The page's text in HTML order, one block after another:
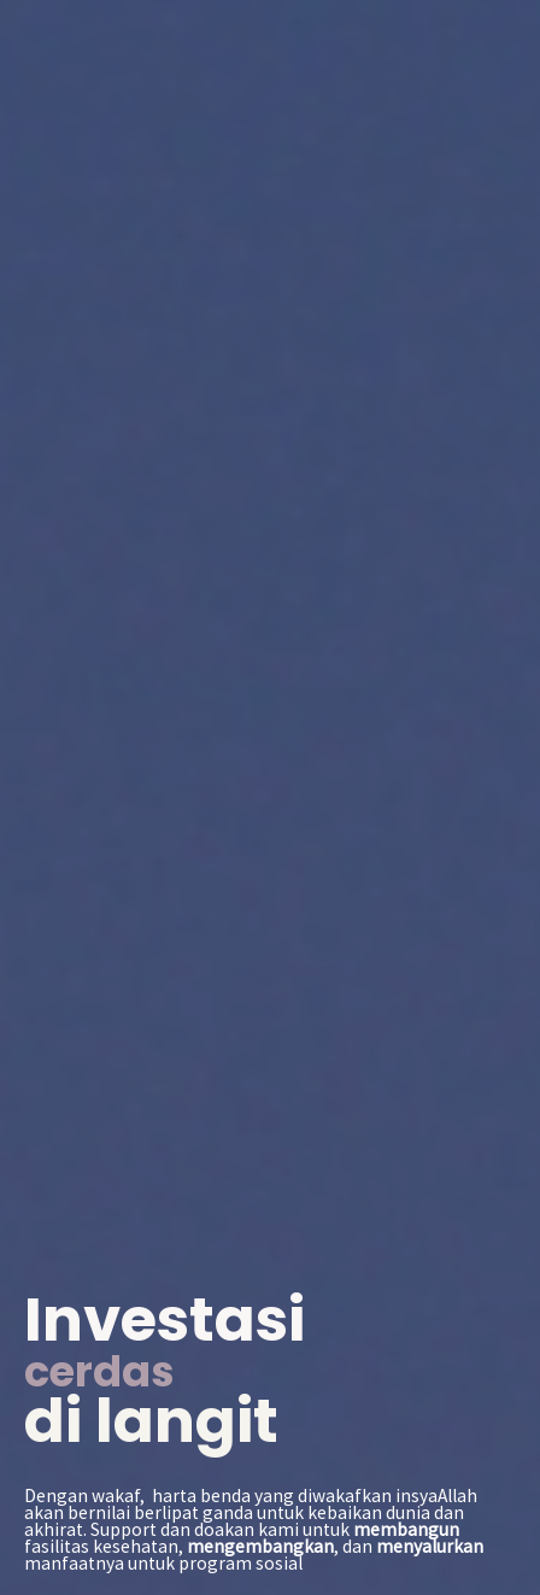
Investasi
cerdas
di langit
Dengan wakaf, harta benda yang diwakafkan insyaAllah
akan bernilai berlipat ganda untuk kebaikan dunia dan
akhirat. Support dan doakan kami untuk membangun
fasilitas kesehatan, mengembangkan, dan menyalurkan
manfaatnya untuk program sosial